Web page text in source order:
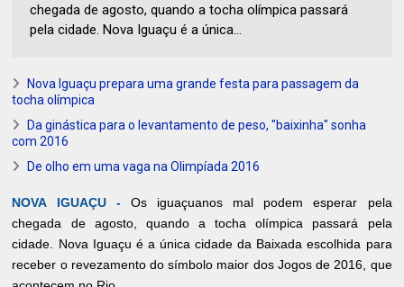
chegada de agosto, quando a tocha olímpica passará
pela cidade. Nova Iguaçu é a única...
Nova Iguaçu prepara uma grande festa para passagem da
tocha olímpica
Da ginástica para o levantamento de peso, "baixinha" sonha
com 2016
De olho em uma vaga na Olimpíada 2016
NOVA IGUAÇU - Os iguaçuanos mal podem esperar pela
chegada de agosto, quando a tocha olímpica passará pela
cidade. Nova Iguaçu é a única cidade da Baixada escolhida para
receber o revezamento do símbolo maior dos Jogos de 2016, que